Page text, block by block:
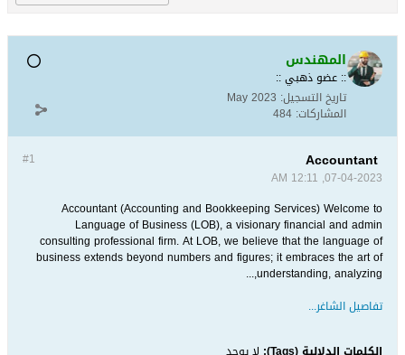
المهندس
:: عضو ذهبي ::
تاريخ التسجيل: May 2023
المشاركات: 484
#1
07-04-2023, 12:11 AM
Accountant (Accounting and Bookkeeping Services) Welcome to
Language of Business (LOB), a visionary financial and admin
consulting professional firm. At LOB, we believe that the language of
business extends beyond numbers and figures; it embraces the art of
understanding, analyzing,...
تفاصيل الشاغر...